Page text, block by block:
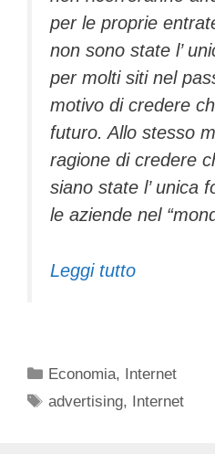
per le proprie
non sono state l’
per molti siti nel
motivo di credere
futuro. Allo stesso
ragione di credere
siano state l’ unica
le aziende nel
Leggi tutto
Categorie
Economia,
Internet
Tag
advertising, Internet